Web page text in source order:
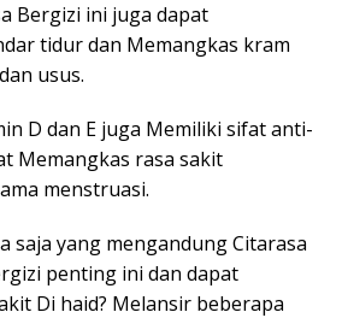
Bergizi ini juga dapat
tidur dan Memangkas kram
usus.
D dan E juga Memiliki sifat anti-
Memangkas rasa sakit
menstruasi.
saja yang mengandung Citarasa
penting ini dan dapat
Di haid? Melansir beberapa